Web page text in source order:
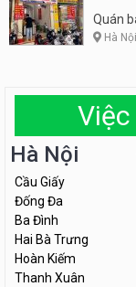
Quán
Hà Nội
Hà Nội
Cầu Giấy
Đống Đa
Ba Đình
Hai Bà Trưng
Hoàn Kiếm
Thanh Xuân